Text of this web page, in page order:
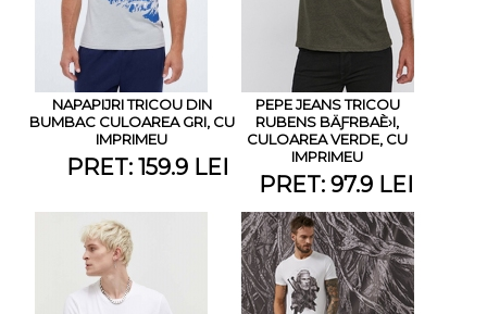
NAPAPIJRI TRICOU DIN
BUMBAC CULOAREA GRI, CU
IMPRIMEU
PRET: 159.9 LEI
PEPE JEANS TRICOU
RUBENS BÄƑRBAÈ›I,
CULOAREA VERDE, CU
IMPRIMEU
PRET: 97.9 LEI